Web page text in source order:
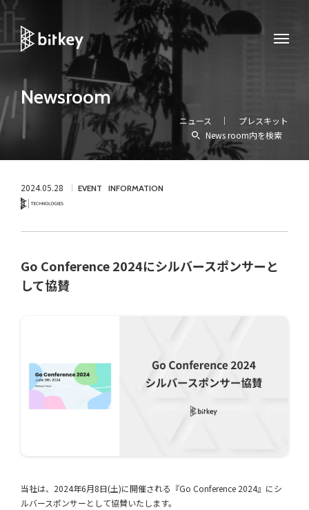
Newsroom
ニュース
プレスキット
News room内を検索
2024.05.28 EVENT INFORMATION
Go Conference 2024にシルバースポンサーと
して協賛
当社は、2024年6月8日(土)に開催される『Go Conference 2024』にシ
ルバースポンサーとして協賛いたします。